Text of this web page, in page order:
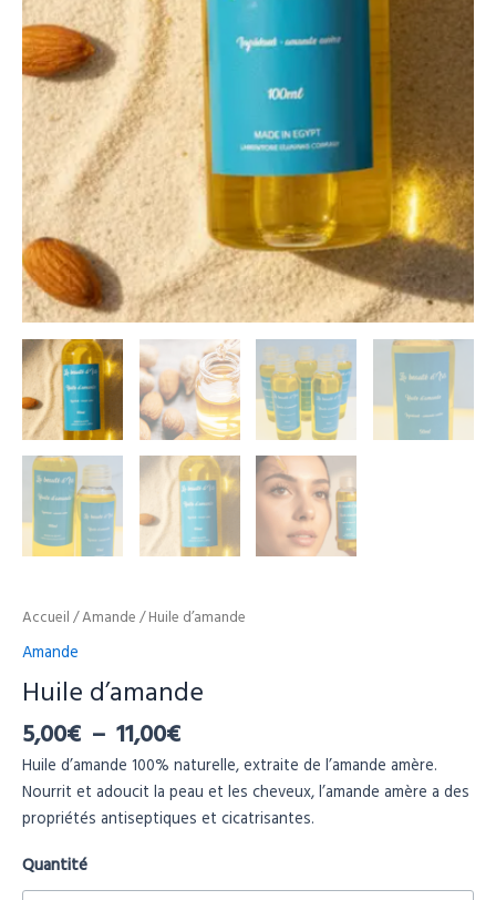
Accueil/Amande/ Huile d’amande
Amande
Huile d’amande
5,00€ – 11,00€
Huile d’amande 100% naturelle, extraite de l’amande amère.
Nourrit et adoucit la peau et les cheveux, l’amande amère a des
propriétés antiseptiques et cicatrisantes.
Quantité